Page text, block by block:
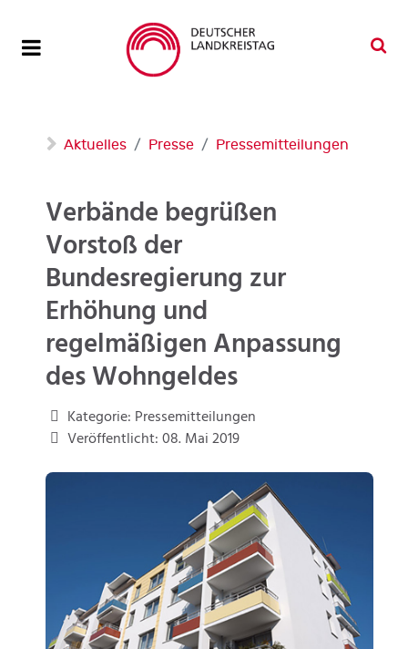
Aktuelles Presse Pressemitteilungen
Verbände begrüßen
Vorstoß der
Bundesregierung zur
Erhöhung und
regelmäßigen Anpassung
des Wohngeldes
Kategorie: Pressemitteilungen
Veröffentlicht: 08. Mai 2019